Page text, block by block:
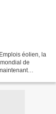
éolien, la
de